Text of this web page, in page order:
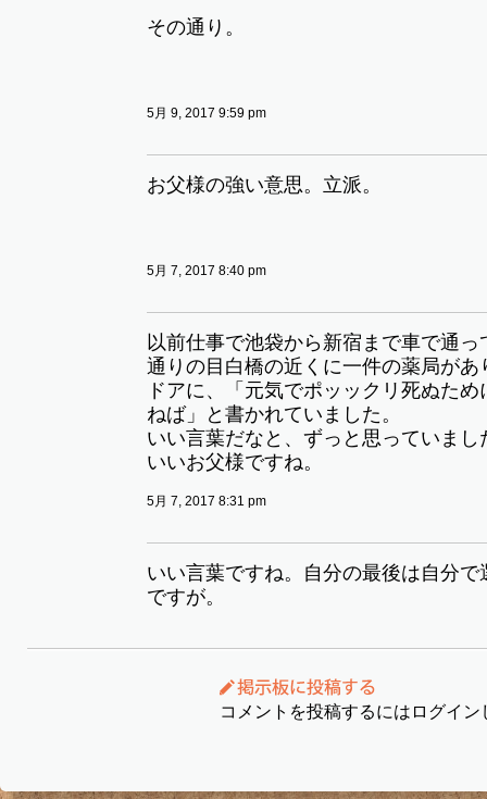
その通り。
5月 9, 2017 9:59 pm
お父様の強い意思。立派。
5月 7, 2017 8:40 pm
以前仕事で池袋から新宿まで車で通っ
通りの目白橋の近くに一件の薬局があ
ドアに、「元気でポッックリ死ぬた
ねば」と書かれていました。
いい言葉だなと、ずっと思っていまし
いいお父様ですね。
5月 7, 2017 8:31 pm
いい言葉ですね。自分の最後は自分で
ですが。
コメントを投稿するにはログイン